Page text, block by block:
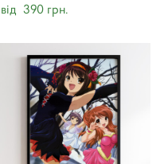
від 390 грн.